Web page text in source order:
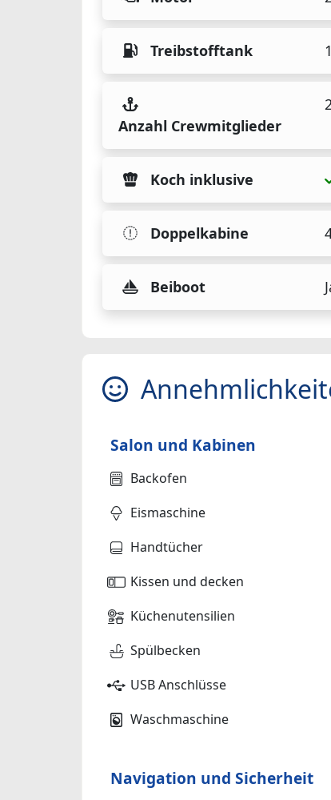
Treibstofftank
Anzahl Crewmitglieder
Koch inklusive
Doppelkabine
Beiboot
Salon und Kabinen
Backofen
Eismaschine
Handtücher
Kissen und decken
Küchenutensilien
Spülbecken
USB Anschlüsse
Waschmaschine
Navigation und Sicherheit